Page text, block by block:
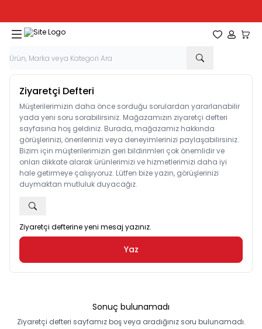
Favorilerim
Hesabım
Ziyaretçi Defteri
Müşterilerimizin daha önce sorduğu sorulardan yararlanabilir
yada yeni soru sorabilirsiniz. Mağazamızın ziyaretçi defteri
sayfasına hoş geldiniz. Burada, mağazamız hakkında
görüşlerinizi, önerilerinizi veya deneyimlerinizi paylaşabilirsiniz.
Bizim için müşterilerimizin geri bildirimleri çok önemlidir ve
onları dikkate alarak ürünlerimizi ve hizmetlerimizi daha iyi
hale getirmeye çalışıyoruz. Lütfen bize yazın, görüşlerinizi
duymaktan mutluluk duyacağız.
Ziyaretçi defterine yeni mesaj yazınız.
Yaz
Sonuç bulunamadı
Ziyaretçi defteri sayfamız boş veya aradığınız soru bulunamadı.